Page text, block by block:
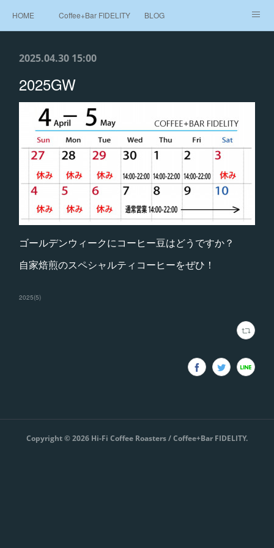
HOME Coffee+Bar FIDELITY BLOG
2025.04.30 15:00
2025GW
ゴールデンウィークにコーヒー豆はどうですか？
自家焙煎のスペシャルティコーヒーをぜひ！
2025(5)
Copyright ©2026 Hi-Fi Coffee Roasters / Coffee+Bar FIDELITY.